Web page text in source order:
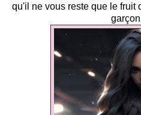
qu'il ne vous reste que le fruit